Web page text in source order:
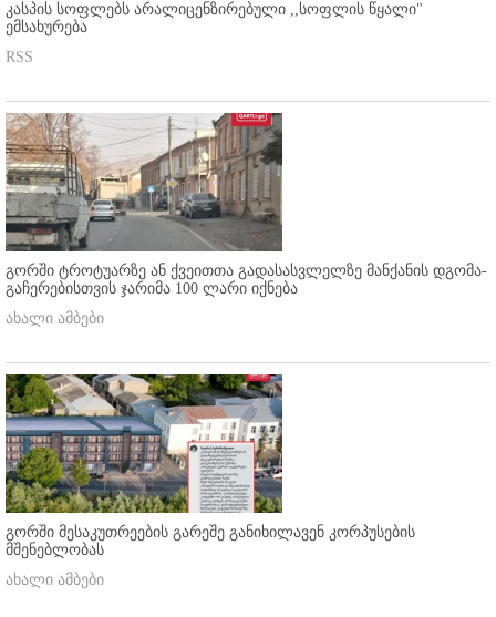
კასპის სოფლებს არალიცენზირებული ,,სოფლის წყალი"
ემსახურება
RSS
გორში ტროტუარზე ან ქვეითთა გადასასვლელზე მანქანის დგომა-
გაჩერებისთვის ჯარიმა 100 ლარი იქნება
ახალი ამბები
გორში მესაკუთრეების გარეშე განიხილავენ კორპუსების
მშენებლობას
ახალი ამბები